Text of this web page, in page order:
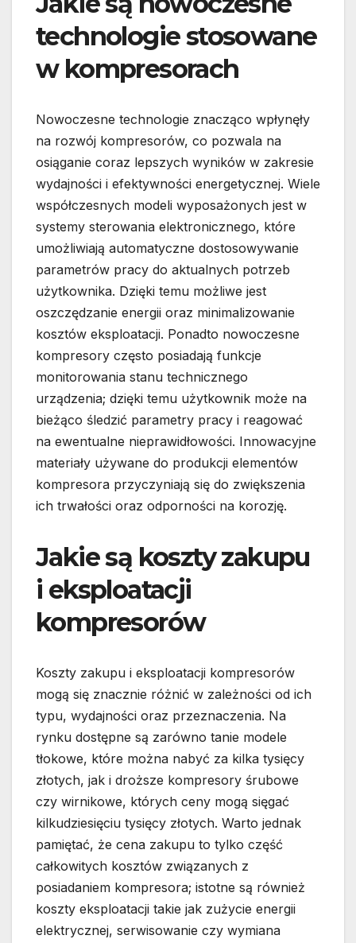
technologie stosowane
w kompresorach
Nowoczesne technologie znacząco wpłynęły
na rozwój kompresorów, co pozwala na
osiąganie coraz lepszych wyników w zakresie
wydajności i efektywności energetycznej. Wiele
współczesnych modeli wyposażonych jest w
systemy sterowania elektronicznego, które
umożliwiają automatyczne dostosowywanie
parametrów pracy do aktualnych potrzeb
użytkownika. Dzięki temu możliwe jest
oszczędzanie energii oraz minimalizowanie
kosztów eksploatacji. Ponadto nowoczesne
kompresory często posiadają funkcje
monitorowania stanu technicznego
urządzenia; dzięki temu użytkownik może na
bieżąco śledzić parametry pracy i reagować
na ewentualne nieprawidłowości. Innowacyjne
materiały używane do produkcji elementów
kompresora przyczyniają się do zwiększenia
ich trwałości oraz odporności na korozję.
Jakie są koszty zakupu
i eksploatacji
kompresorów
Koszty zakupu i eksploatacji kompresorów
mogą się znacznie różnić w zależności od ich
typu, wydajności oraz przeznaczenia. Na
rynku dostępne są zarówno tanie modele
tłokowe, które można nabyć za kilka tysięcy
złotych, jak i droższe kompresory śrubowe
czy wirnikowe, których ceny mogą sięgać
kilkudziesięciu tysięcy złotych. Warto jednak
pamiętać, że cena zakupu to tylko część
całkowitych kosztów związanych z
posiadaniem kompresora; istotne są również
koszty eksploatacji takie jak zużycie energii
elektrycznej, serwisowanie czy wymiana